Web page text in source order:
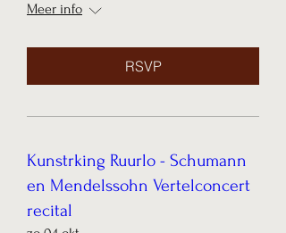
Meer info
RSVP
Kunstrking Ruurlo - Schumann
en Mendelssohn Vertelconcert
recital